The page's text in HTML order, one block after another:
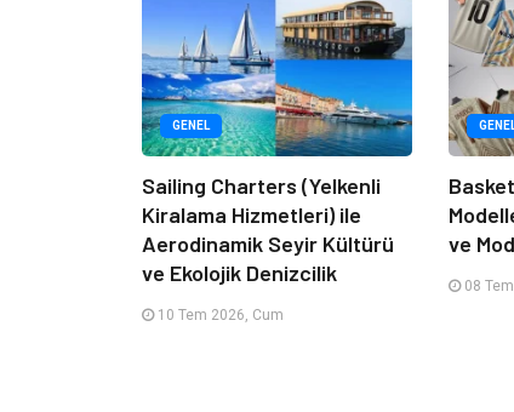
GENEL
Sailing Charters (Yelkenli
Kiralama Hizmetleri) ile
Aerodinamik Seyir Kültürü
ve Ekolojik Denizcilik
10 Tem 2026, Cum
ve
08